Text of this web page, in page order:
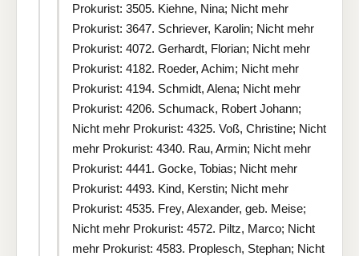
Prokurist: 3505. Kiehne, Nina; Nicht mehr
Prokurist: 3647. Schriever, Karolin; Nicht mehr
Prokurist: 4072. Gerhardt, Florian; Nicht mehr
Prokurist: 4182. Roeder, Achim; Nicht mehr
Prokurist: 4194. Schmidt, Alena; Nicht mehr
Prokurist: 4206. Schumack, Robert Johann;
Nicht mehr Prokurist: 4325. Voß, Christine; Nicht
mehr Prokurist: 4340. Rau, Armin; Nicht mehr
Prokurist: 4441. Gocke, Tobias; Nicht mehr
Prokurist: 4493. Kind, Kerstin; Nicht mehr
Prokurist: 4535. Frey, Alexander, geb. Meise;
Nicht mehr Prokurist: 4572. Piltz, Marco; Nicht
mehr Prokurist: 4583. Proplesch, Stephan; Nicht